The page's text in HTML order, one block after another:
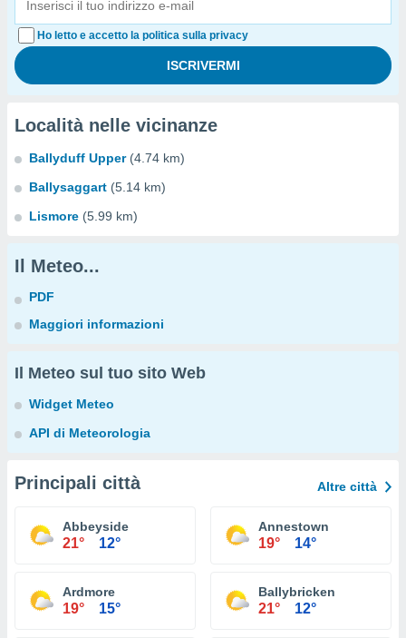
Ho letto e accetto la politica sulla privacy
Località nelle vicinanze
Ballyduff Upper (4.74 km)
Ballysaggart (5.14 km)
Lismore (5.99 km)
Il Meteo...
PDF
Maggiori informazioni
Il Meteo sul tuo sito Web
Widget Meteo
API di Meteorologia
Principali città Altre città
Abbeyside
21° 12°
Annestown
19° 14°
Ardmore
19° 15°
Ballybricken
21° 12°